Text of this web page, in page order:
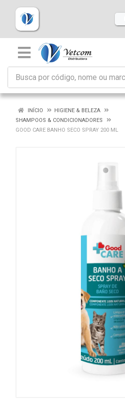
INÍCIO
HIGIENE & BELEZA
SHAMPOOS & CONDICIONADORES
GOOD CARE BANHO SECO SPRAY 200 ML